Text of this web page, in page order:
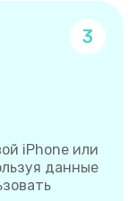
3
iPhone или
данные